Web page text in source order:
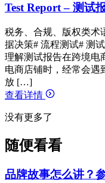
Test Report – 测试
税务、合规、版权类术
据决策# 流程测试# 测
理解测试报告在跨境电
电商店铺时，经常会遇
放 […]
查看详情
没有更多了
随便看看
品牌故事怎么讲？